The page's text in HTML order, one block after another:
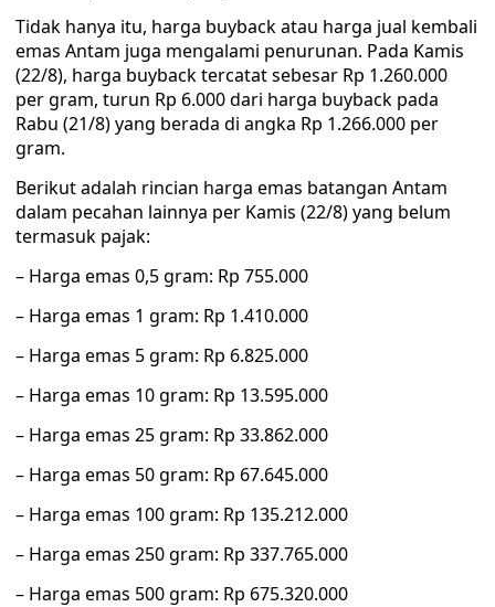
Tidak hanya itu, harga buyback atau harga jual kembali
emas Antam juga mengalami penurunan. Pada Kamis
(22/8), harga buyback tercatat sebesar Rp 1.260.000
per gram, turun Rp 6.000 dari harga buyback pada
Rabu (21/8) yang berada di angka Rp 1.266.000 per
gram.
Berikut adalah rincian harga emas batangan Antam
dalam pecahan lainnya per Kamis (22/8) yang belum
termasuk pajak:
– Harga emas 0,5 gram: Rp 755.000
– Harga emas 1 gram: Rp 1.410.000
– Harga emas 5 gram: Rp 6.825.000
– Harga emas 10 gram: Rp 13.595.000
– Harga emas 25 gram: Rp 33.862.000
– Harga emas 50 gram: Rp 67.645.000
– Harga emas 100 gram: Rp 135.212.000
– Harga emas 250 gram: Rp 337.765.000
– Harga emas 500 gram: Rp 675.320.000